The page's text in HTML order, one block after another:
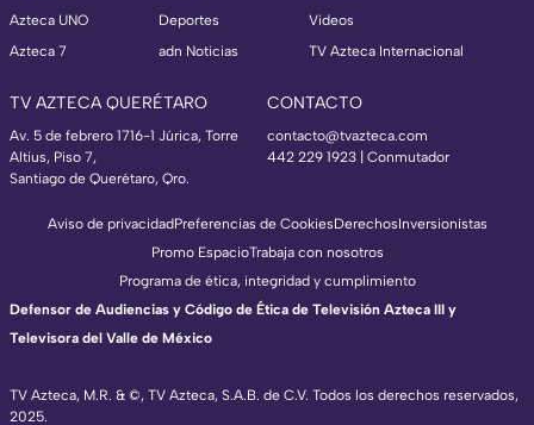
Azteca UNO
Azteca 7
Deportes
adn Noticias
Videos
TV Azteca Internacional
TV AZTECA QUERÉTARO
Av. 5 de febrero 1716-1 Júrica, Torre
Altius, Piso 7,
Santiago de Querétaro, Qro.
CONTACTO
contacto@tvazteca.com
442 229 1923 | Conmutador
TV Azteca, M.R. & ©, TV Azteca, S.A.B. de C.V. Todos los derechos reservados,
2025.
Aviso de privacidadPreferencias de CookiesDerechosInversionistas
Promo EspacioTrabaja con nosotros
Programa de ética, integridad y cumplimiento
Defensor de Audiencias y Código de Ética de Televisión Azteca III y
Televisora del Valle de México